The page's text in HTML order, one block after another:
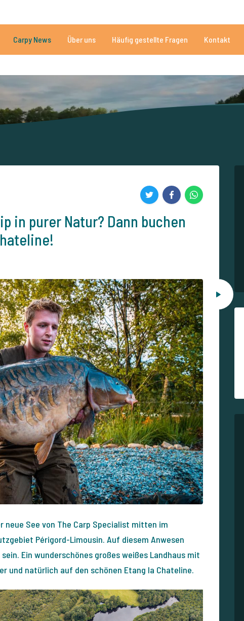
Carpy News Über uns Häufig gestellte Fragen Kontakt
in purer Natur? Dann buchen
neue See von The Carp Specialist mitten im
Périgord-Limousin. Auf diesem Anwesen
Ein wunderschönes großes weißes Landhaus mit
und natürlich auf den schönen Etang la Chateline.